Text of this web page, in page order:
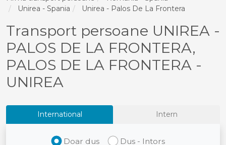
Unirea - Spania
Unirea - Palos De La Frontera
Transport persoane UNIREA -
PALOS DE LA FRONTERA,
PALOS DE LA FRONTERA -
UNIREA
International Intern
Doar dus Dus - Intors